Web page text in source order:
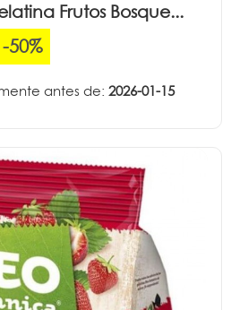
Frutos Bosque...
-50%
antes de: 2026-01-15